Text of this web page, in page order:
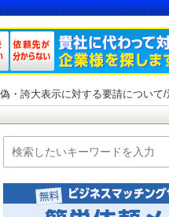
・誇大表示に対する要請について